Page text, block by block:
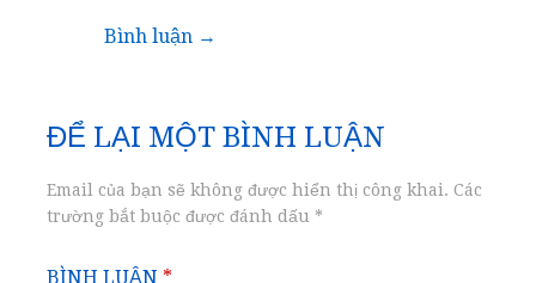
Bình luận
ĐỂ LẠI MỘT BÌNH LUẬN
Email của bạn sẽ không được hiển thị công khai. Các
trường bắt buộc được đánh dấu *
BÌNH LUẬN *